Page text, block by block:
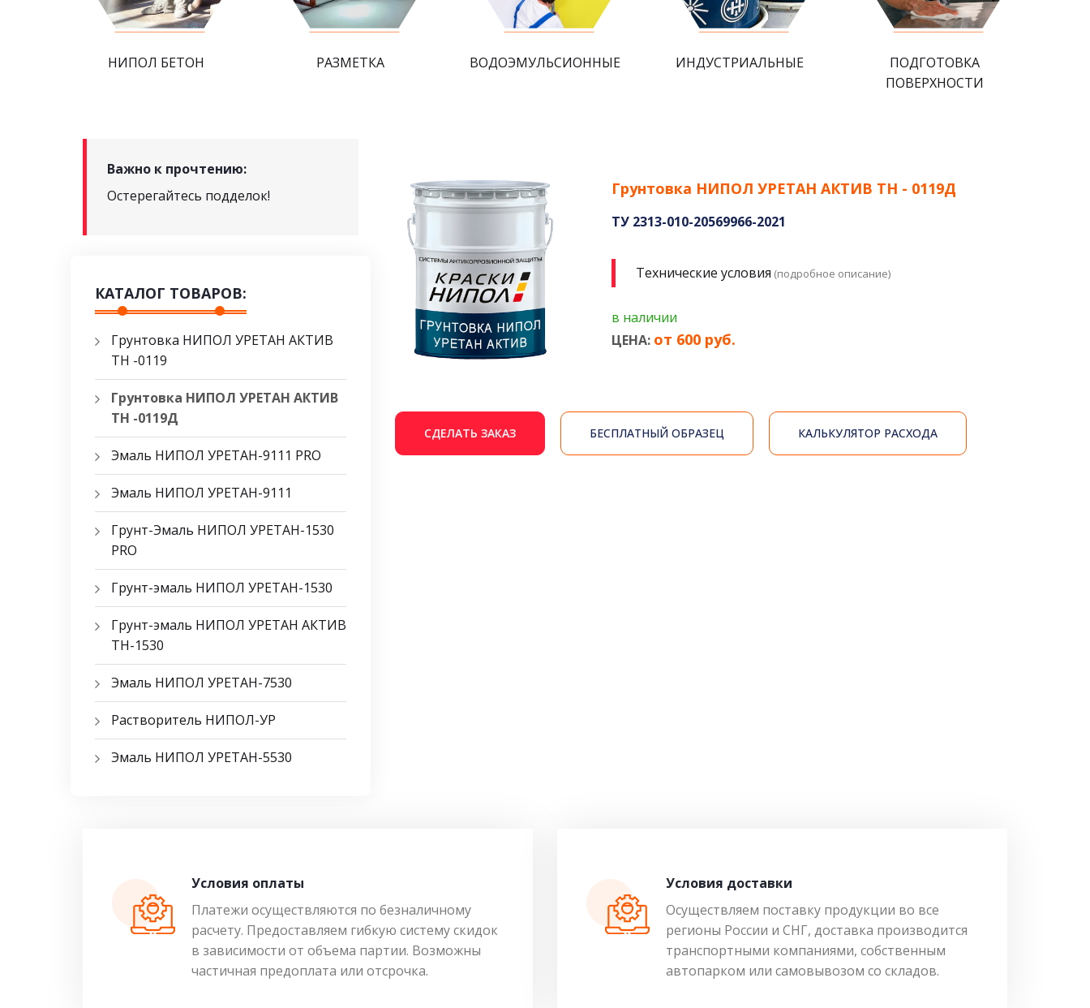
НИПОЛ БЕТОН РАЗМЕТКА ВОДОЭМУЛЬСИОННЫЕ ИНДУСТРИАЛЬНЫЕ
ПОДГОТОВКА
ПОВЕРХНОСТИ
Важно к прочтению:
Остерегайтесь подделок!
КАТАЛОГ ТОВАРОВ:
Грунтовка НИПОЛ УРЕТАН АКТИВ
ТН -0119
Грунтовка НИПОЛ УРЕТАН АКТИВ
ТН -0119Д
Эмаль НИПОЛ УРЕТАН-9111 PRO
Эмаль НИПОЛ УРЕТАН-9111
Грунт-Эмаль НИПОЛ УРЕТАН-1530
PRO
Грунт-эмаль НИПОЛ УРЕТАН-1530
Грунт-эмаль НИПОЛ УРЕТАН АКТИВ
ТН-1530
Эмаль НИПОЛ УРЕТАН-7530
Растворитель НИПОЛ-УР
Эмаль НИПОЛ УРЕТАН-5530
Грунтовка НИПОЛ УРЕТАН АКТИВ ТН - 0119Д
ТУ 2313-010-20569966-2021
Технические условия (подробное описание)
в наличии
ЦЕНА: от 600 руб.
СДЕЛАТЬ ЗАКАЗ БЕСПЛАТНЫЙ ОБРАЗЕЦ КАЛЬКУЛЯТОР РАСХОДА
Условия оплаты
Платежи осуществляются по безналичному
расчету. Предоставляем гибкую систему скидок
в зависимости от объема партии. Возможны
частичная предоплата или отсрочка.
Условия доставки
Осуществляем поставку продукции во все
регионы России и СНГ, доставка производится
транспортными компаниями, собственным
автопарком или самовывозом со складов.